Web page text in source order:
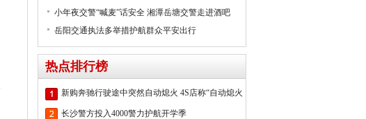
小年夜交警“喊麦”话安全 湘潭岳塘交警走进酒吧
岳阳交通执法多举措护航群众平安出行
热点排行榜
新购奔驰行驶途中突然自动熄火 4S店称“自动熄火
长沙警方投入4000警力护航开学季